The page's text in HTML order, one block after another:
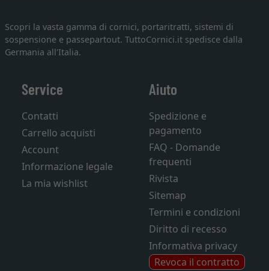
Scopri la vasta gamma di cornici, portaritratti, sistemi di
sospensione e passepartout. TuttoCornici.it spedisce dalla
Germania all'Italia.
Service
Contatti
Carrello acquisti
Account
Informazione legale
La mia wishlist
Aiuto
Spedizione e
pagamento
FAQ - Domande
frequenti
Rivista
Sitemap
Termini e condizioni
Diritto di recesso
Informativa privacy
Revoca il contratto